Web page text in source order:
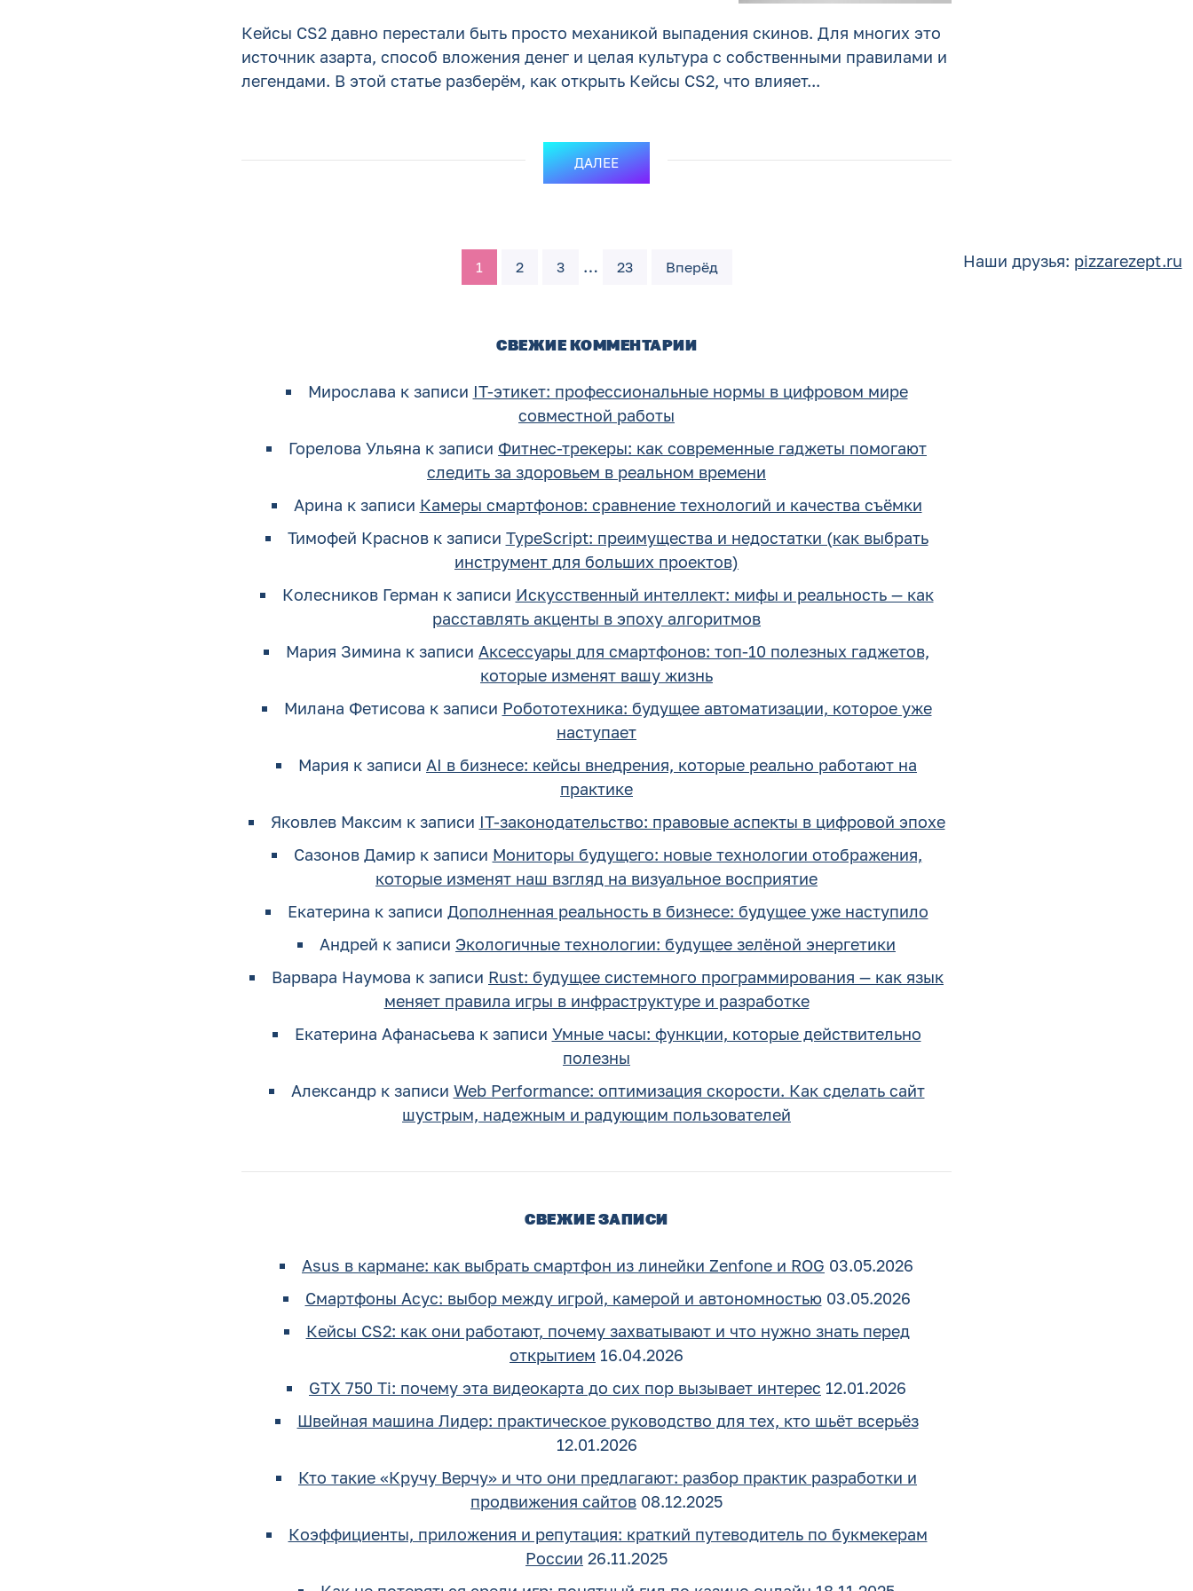
Кейсы CS2 давно перестали быть просто механикой выпадения скинов. Для многих это
источник азарта, способ вложения денег и целая культура с собственными правилами и
легендами. В этой статье разберём, как открыть Кейсы CS2, что влияет...
ДАЛЕЕ
1 2 3 … 23 Вперёд
СВЕЖИЕ КОММЕНТАРИИ
Мирослава к записи IT-этикет: профессиональные нормы в цифровом мире
совместной работы
Горелова Ульяна к записи Фитнес-трекеры: как современные гаджеты помогают
следить за здоровьем в реальном времени
Арина к записи Камеры смартфонов: сравнение технологий и качества съёмки
Тимофей Красновк записи TypeScript: преимущества и недостатки (как выбрать
инструмент для больших проектов)
Колесников Герман к записи Искусственный интеллект: мифы и реальность — как
расставлять акценты в эпоху алгоритмов
Мария Зимина к записи Аксессуары для смартфонов: топ-10 полезных гаджетов,
которые изменят вашу жизнь
Милана Фетисова к записи Робототехника: будущее автоматизации, которое уже
наступает
Мария к записи AI в бизнесе: кейсы внедрения, которые реально работают на
практике
Яковлев Максим к записи IT-законодательство: правовые аспекты в цифровой эпохе
Сазонов Дамирк записи Мониторы будущего: новые технологии отображения,
которые изменят наш взгляд на визуальное восприятие
Екатерина к записи Дополненная реальность в бизнесе: будущее уже наступило
Андрей к записи Экологичные технологии: будущее зелёной энергетики
Варвара Наумова к записи Rust: будущее системного программирования — как язык
меняет правила игры в инфраструктуре и разработке
Екатерина Афанасьева к записи Умные часы: функции, которые действительно
полезны
Александрк записи Web Performance: оптимизация скорости. Как сделать сайт
шустрым, надежным и радующим пользователей
СВЕЖИЕ ЗАПИСИ
Asus в кармане: как выбрать смартфон из линейки Zenfone и ROG 03.05.2026
Смартфоны Асус: выбор между игрой, камерой и автономностью 03.05.2026
Кейсы CS2: как они работают, почему захватывают и что нужно знать перед
открытием 16.04.2026
GTX 750 Ti: почему эта видеокарта до сих пор вызывает интерес 12.01.2026
Швейная машина Лидер: практическое руководство для тех, кто шьёт всерьёз
12.01.2026
Кто такие «Кручу Верчу» и что они предлагают: разбор практик разработки и
продвижения сайтов 08.12.2025
Коэффициенты, приложения и репутация: краткий путеводитель по букмекерам
России 26.11.2025
Наши друзья: pizzarezept.ru